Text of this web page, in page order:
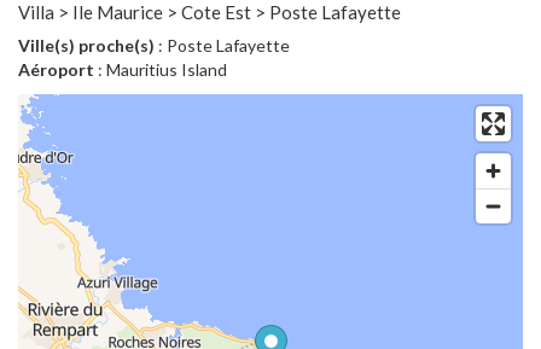
Villa > Ile Maurice > Cote Est > Poste Lafayette
Ville(s) proche(s) : Poste Lafayette
Aéroport : Mauritius Island